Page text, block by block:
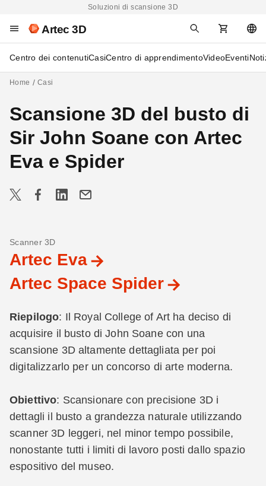
Soluzioni di scansione 3D
Artec 3D
Centro dei contenutiCasiCentro di apprendimentoVideoEventi
Home Casi
Scansione 3D del busto di
Sir John Soane con Artec
Eva e Spider
Scanner 3D
Artec Eva
Artec Space Spider
Riepilogo: Il Royal College of Art ha deciso di
acquisire il busto di John Soane con una
scansione 3D altamente dettagliata per poi
digitalizzarlo per un concorso di arte moderna.
Obiettivo: Scansionare con precisione 3D i
dettagli il busto a grandezza naturale utilizzando
scanner 3D leggeri, nel minor tempo possibile,
nonostante tutti i limiti di lavoro posti dallo spazio
espositivo del museo.